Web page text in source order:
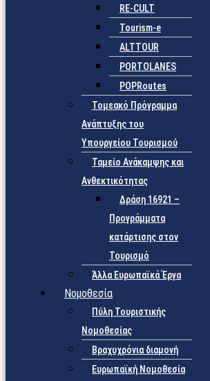
RE-CULT
Tourism-e
ALTTOUR
PORTOLANES
POPRoutes
Τομεακό Πρόγραμμα
Ανάπτυξης του
Υπουργείου Τουρισμού
Ταμείο Ανάκαμψης και
Ανθεκτικότητας
Δράση 16921 –
Προγράμματα
κατάρτισης στον
Τουρισμό
Άλλα Ευρωπαϊκά Έργα
Νομοθεσία
Πύλη Τουριστικής
Νομοθεσίας
Βραχυχρόνια διαμονή
Ευρωπαϊκή Νομοθεσία